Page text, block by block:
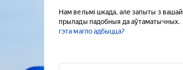
Нам вельмі шкада, але запыты з вашай
прылады падобныя да аўтаматычных.
гэта магло адбыцца?